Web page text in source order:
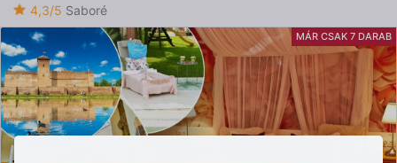
4,3/5 Saboré
MÁR CSAK 7 DARAB